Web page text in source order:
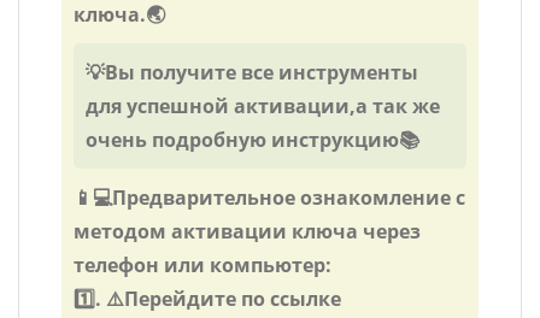
ключа.🌏
💡Вы получите все инструменты
для успешной активации,а так же
очень подробную инструкцию📚
📱💻Предварительное ознакомление с
методом активации ключа через
телефон или компьютер:
1️⃣. ⚠️Перейдите по ссылке